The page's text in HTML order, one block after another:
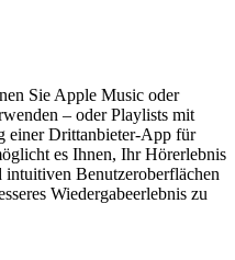
Sie Apple Music oder
– oder Playlists mit
einer Drittanbieter-App für
es Ihnen, Ihr Hörerlebnis
Benutzeroberflächen
Wiedergabeerlebnis zu